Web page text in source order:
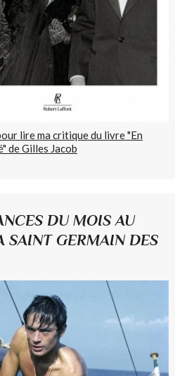
lire ma critique du livre "En
de Gilles Jacob
DU MOIS AU
SAINT GERMAIN DES